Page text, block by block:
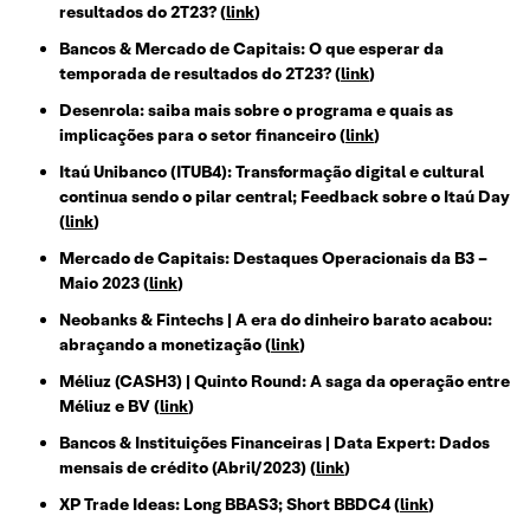
resultados do 2T23? (link)
Bancos & Mercado de Capitais: O que esperar da
temporada de resultados do 2T23? (link)
Desenrola: saiba mais sobre o programa e quais as
implicações para o setor financeiro(link)
Itaú Unibanco (ITUB4): Transformação digital e cultural
continua sendo o pilar central; Feedback sobre o Itaú Day
(link)
Mercado de Capitais: Destaques Operacionais da B3 –
Maio 2023 (link)
Neobanks & Fintechs | A era do dinheiro barato acabou:
abraçando a monetização (link)
Méliuz (CASH3) | Quinto Round: A saga da operação entre
Méliuz e BV (link)
Bancos & Instituições Financeiras | Data Expert: Dados
mensais de crédito (Abril/2023) (link)
XP Trade Ideas: Long BBAS3; Short BBDC4 (link)